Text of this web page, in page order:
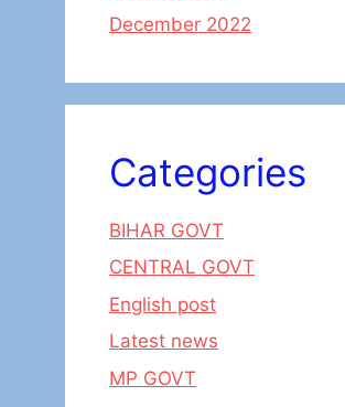
December 2022
Categories
BIHAR GOVT
CENTRAL GOVT
English post
Latest news
MP GOVT